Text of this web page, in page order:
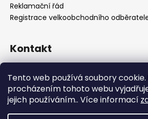
Tento web používá soubory
procházením tohoto webu
jejich používáním.. Více informací
Reklamační řád
Registrace velkoobchodního
Kontakt
+420222744000